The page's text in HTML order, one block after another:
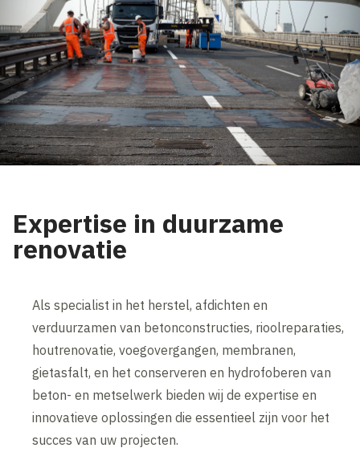
Expertise in duurzame
renovatie
Als specialist in het herstel, afdichten en
verduurzamen van betonconstructies, rioolreparaties,
houtrenovatie, voegovergangen, membranen,
gietasfalt, en het conserveren en hydrofoberen van
beton- en metselwerk bieden wij de expertise en
innovatieve oplossingen die essentieel zijn voor het
succes van uw projecten.